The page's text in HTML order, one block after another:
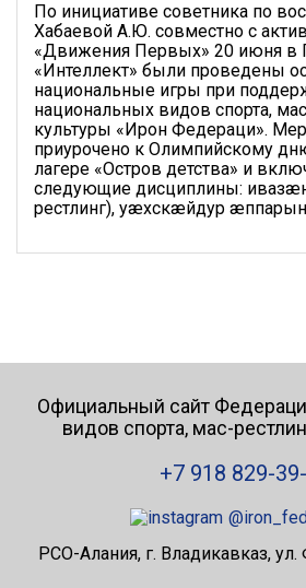
По инициативе советника по
Хабаевой А.Ю. совместно с
«Движения Первых» 20 июня
«Интеллект» были проведены
национальные игры при
национальных видов спорта,
культуры «Ирон Федераци».
приурочено к Олимпийскому
лагере «Остров детства» и
следующие дисциплины:
рестлинг), уæхскæйдур
Официальный сайт
видов спорта, мас-
+7 918 829-
РСО-Алания, г. Владикавказ, ул.